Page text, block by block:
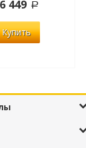
449
Купить